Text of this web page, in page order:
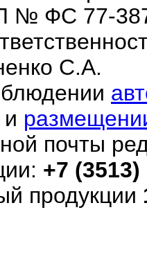
№ ФС 77-
С.А.
и
почты
+7
продукции